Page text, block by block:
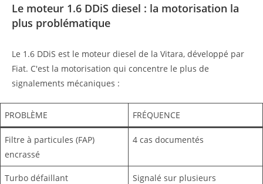
Le moteur 1.6 DDiS diesel : la motorisation la
plus problématique
Le 1.6 DDiS est le moteur diesel de la Vitara, développé par
Fiat. C'est la motorisation qui concentre le plus de
signalements mécaniques :
PROBLÈME FRÉQUENCE
Filtre à particules (FAP)
encrassé
4 cas documentés
Turbo défaillant
Signalé sur plusieurs